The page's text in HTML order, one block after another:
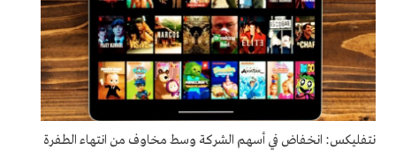
نتفليكس: انخفاض في أسهم الشركة وسط مخاوف من انتهاء الطفرة